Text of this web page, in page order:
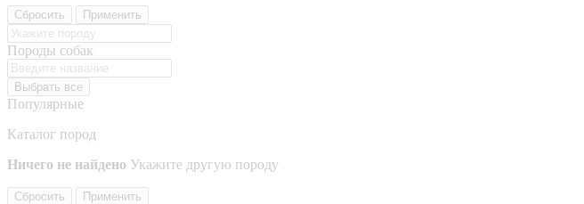
Сбросить Применить
Породы собак
Выбрать все
Популярные
Каталог пород
Ничего не найдено Укажите другую породу
Сбросить Применить